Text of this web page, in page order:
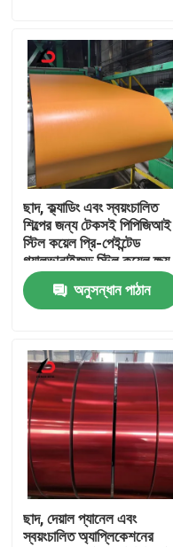
পণ্য
ভিডিও
আমাদের সম্বন্ধে
কারখানা পরিদর্শন
গুণমান নিয়ন্ত্রণ
খবর
মামলা
একটি উদ্ধৃতি অনুরোধ করুন
গ্যালভানাইজড স্টীল কয়েল
ছাদ, ক্ল্যাডিং এবং স্বয়ংচালিত
শিল্পের জন্য টেকসই পিপিজিআই
স্টিল কয়েল প্রি-পেইন্টেড
গ্যালভানাইজড স্টিল কয়েল ক্ষয়-
প্রতিরোধী উপাদান
অনুসন্ধান পাঠান
ছাদ, দেয়াল প্যানেল এবং
স্বয়ংচালিত অ্যাপ্লিকেশনের